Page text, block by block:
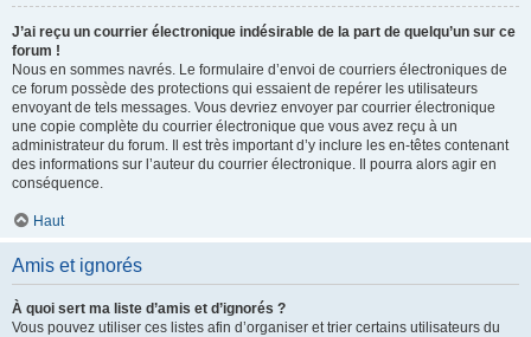
J’ai reçu un courrier électronique indésirable de la part de quelqu’un sur ce
forum !
Nous en sommes navrés. Le formulaire d’envoi de courriers électroniques de
ce forum possède des protections qui essaient de repérer les utilisateurs
envoyant de tels messages. Vous devriez envoyer par courrier électronique
une copie complète du courrier électronique que vous avez reçu à un
administrateur du forum. Il est très important d’y inclure les en-têtes contenant
des informations sur l’auteur du courrier électronique. Il pourra alors agir en
conséquence.
Haut
Amis et ignorés
À quoi sert ma liste d’amis et d’ignorés ?
Vous pouvez utiliser ces listes afin d’organiser et trier certains utilisateurs du